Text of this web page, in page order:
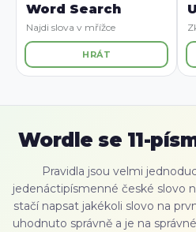
Word Search
Najdi slova v mřížce
HRÁT
Wordle se 11-
Pravidla jsou velmi
jedenáctipísmenné české slovo
stačí napsat jakékoli slovo na
uhodnuto správně a je na